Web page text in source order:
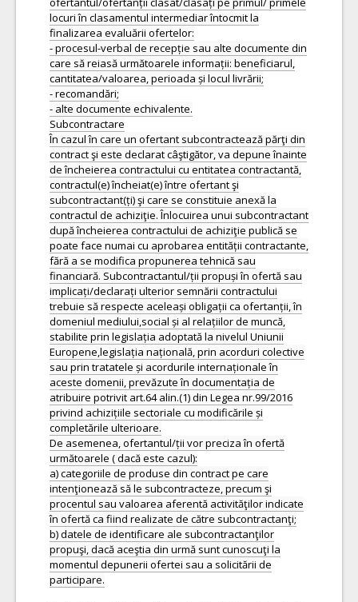
locuri în clasamentul intermediar întocmit la
finalizarea evaluării ofertelor:
- procesul-verbal de recepție sau alte documente din
care să reiasă următoarele informații: beneficiarul,
cantitatea/valoarea, perioada și locul livrării;
- recomandări;
- alte documente echivalente.
Subcontractare
În cazul în care un ofertant subcontractează părţi din
contract şi este declarat câştigător, va depune înainte
de încheierea contractului cu entitatea contractantă,
contractul(e) încheiat(e) între ofertant şi
subcontractant(ți) şi care se constituie anexă la
contractul de achiziţie. Înlocuirea unui subcontractant
după încheierea contractului de achiziţie publică se
poate face numai cu aprobarea entității contractante,
fără a se modifica propunerea tehnică sau
financiară. Subcontractantul/ții propuși în ofertă sau
implicați/declarați ulterior semnării contractului
trebuie să respecte aceleași obligații ca ofertanții, în
domeniul mediului,social și al relațiilor de muncă,
stabilite prin legislația adoptată la nivelul Uniunii
Europene,legislația națională, prin acorduri colective
sau prin tratatele și acordurile internaționale în
aceste domenii, prevăzute în documentația de
atribuire potrivit art.64 alin.(1) din Legea nr.99/2016
privind achizițiile sectoriale cu modificările și
completările ulterioare.
De asemenea, ofertantul/ții vor preciza în ofertă
următoarele ( dacă este cazul):
a) categoriile de produse din contract pe care
intenţionează să le subcontracteze, precum şi
procentul sau valoarea aferentă activităţilor indicate
în ofertă ca fiind realizate de către subcontractanţi;
b) datele de identificare ale subcontractanţilor
propuşi, dacă aceştia din urmă sunt cunoscuţi la
momentul depunerii ofertei sau a solicitării de
participare.